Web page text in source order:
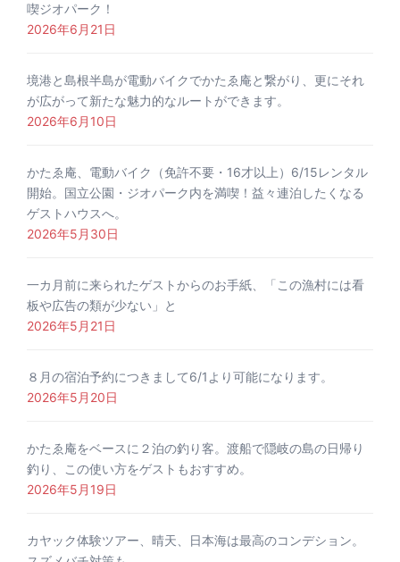
喫ジオパーク！
2026年6月21日
境港と島根半島が電動バイクでかたゑ庵と繋がり、更にそれ
が広がって新たな魅力的なルートができます。
2026年6月10日
かたゑ庵、電動バイク（免許不要・16才以上）6/15レンタル
開始。国立公園・ジオパーク内を満喫！益々連泊したくなる
ゲストハウスへ。
2026年5月30日
一カ月前に来られたゲストからのお手紙、「この漁村には看
板や広告の類が少ない」と
2026年5月21日
８月の宿泊予約につきまして6/1より可能になります。
2026年5月20日
かたゑ庵をベースに２泊の釣り客。渡船で隠岐の島の日帰り
釣り、この使い方をゲストもおすすめ。
2026年5月19日
カヤック体験ツアー、晴天、日本海は最高のコンデション。